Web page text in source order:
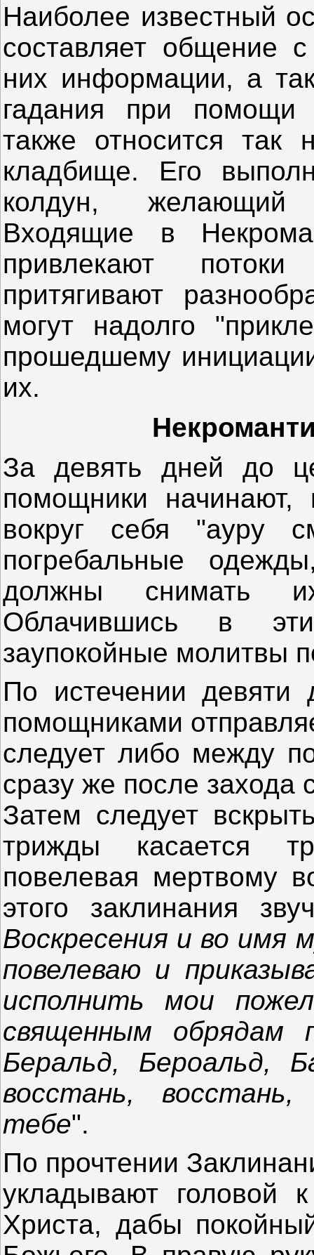
Наиболее известный
составляет общение
них информации, а
гадания при помощи
также относится так
кладбище. Его
колдун, желающий
Входящие в
привлекают
притягивают
могут надолго
прошедшему
их.
За девять дней до
помощники начинают,
вокруг себя "ауру
погребальные
должны снимать
Облачившись в
заупокойные молитвы
По истечении
помощниками
следует либо между
сразу же после захода
Затем следует
трижды касается
повелевая мертвому
этого заклинания
Воскресения и во имя
повелеваю и
исполнить мои
священным обрядам
Беральд, Бероальд,
восстань,
тебе".
По прочтении
укладывают головой
Христа, дабы